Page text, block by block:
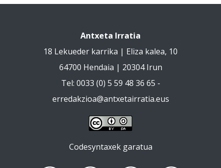
Antxeta Irratia
18 Lekueder karrika | Eliza kalea, 10
64700 Hendaia | 20304 Irun
Tel: 0033 (0) 5 59 48 36 65 -
erredakzioa@antxetairratia.eus
Codesyntaxek garatua